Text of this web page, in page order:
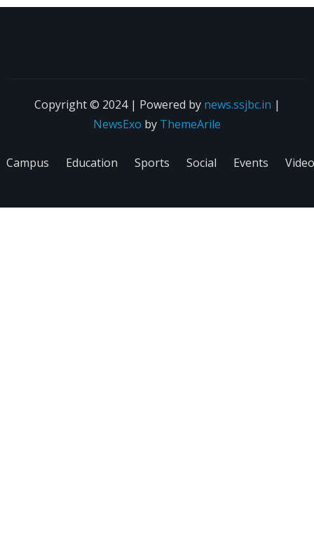
Copyright © 2024 | Powered by news.ssjbc.in |
NewsExo by ThemeArile
Campus Education Sports Social Events Video